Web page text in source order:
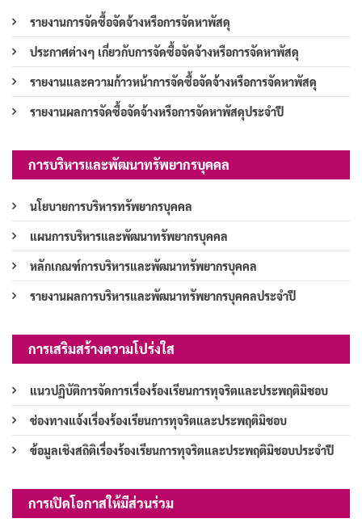
รายงานการจัดซื้อจัดจ้างหรือการจัดหาพัสดุ
ประกาศต่างๆ เกี่ยวกับการจัดซื้อจัดจ้างหรือการจัดหาพัสดุ
รายงานและความก้าวหน้าการจัดซื้อจัดจ้างหรือการจัดหาพัสดุ
รายงานผลการจัดซื้อจัดจ้างหรือการจัดหาพัสดุประจำปี
การบริหารและพัฒนาทรัพยากรบุคคล
นโยบายการบริหารทรัพยากรบุคคล
แผนการบริหารและพัฒนาทรัพยากรบุคคล
หลักเกณฑ์การบริหารและพัฒนาทรัพยากรบุคคล
รายงานผลการบริหารและพัฒนาทรัพยากรบุคคลประจำปี
การเสริมสร้างความโปร่งใส
แนวปฏิบัติการจัดการเรื่องร้องเรียนการทุจริตและประพฤติมิชอบ
ช่องทางแจ้งเรื่องร้องเรียนการทุจริตและประพฤติมิชอบ
ข้อมูลเชิงสถิติเรื่องร้องเรียนการทุจริตและประพฤติมิชอบประจำปี
การเปิดโอกาสให้มีส่วนร่วม